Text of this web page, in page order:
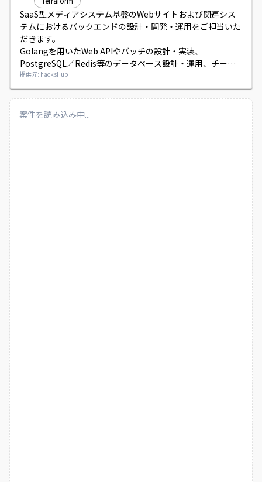
SaaS型メディアシステム基盤のWebサイトおよび関連シス
テムにおけるバックエンドの設計・開発・運用をご担当いた
だきます。
Golangを用いたWeb APIやバッチの設計・実装、
PostgreSQL／Redis等のデータベース設計・運用、チーム
メンバーとの連携やコードレビュー、ベストプラクティスの
推進などを行っていただきます。
スキルに応じてテックリードをお任せする可能性がありま
す。
提供元: hacksHub
案件を読み込み中...